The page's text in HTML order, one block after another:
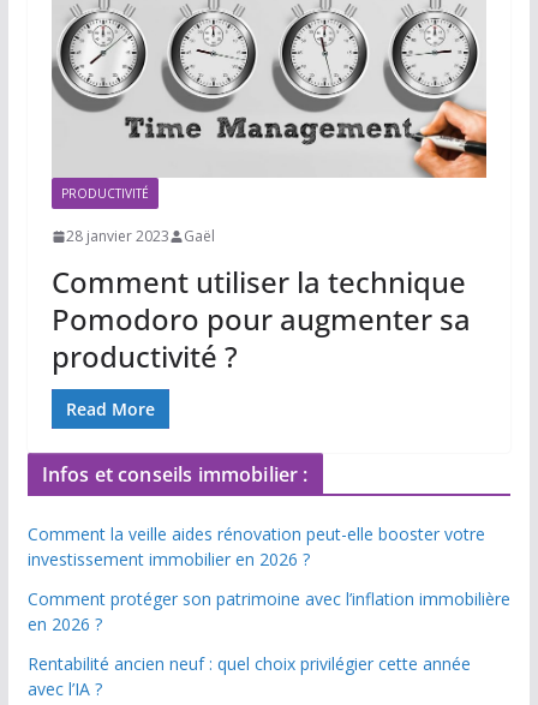
PRODUCTIVITÉ
28 janvier 2023 Gaël
Comment utiliser la technique
Pomodoro pour augmenter sa
productivité ?
Read More
Infos et conseils immobilier :
Comment la veille aides rénovation peut-elle booster votre
investissement immobilier en 2026 ?
Comment protéger son patrimoine avec l’inflation immobilière
en 2026 ?
Rentabilité ancien neuf : quel choix privilégier cette année
avec l’IA ?